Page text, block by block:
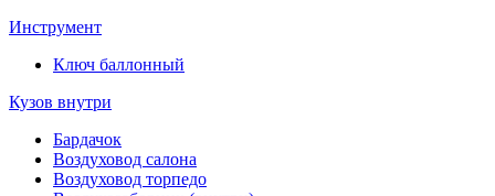
Инструмент
Ключ баллонный
Кузов внутри
Бардачок
Воздуховод салона
Воздуховод торпедо